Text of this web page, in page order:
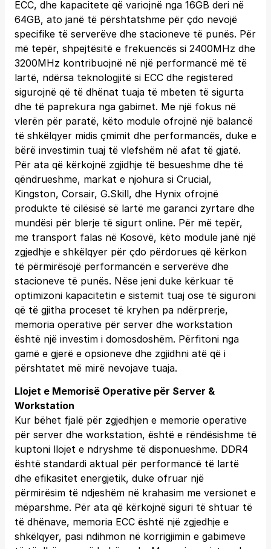
ECC, dhe kapacitete që variojnë nga 16GB deri në
64GB, ato janë të përshtatshme për çdo nevojë
specifike të serverëve dhe stacioneve të punës. Për
më tepër, shpejtësitë e frekuencës si 2400MHz dhe
3200MHz kontribuojnë në një performancë më të
lartë, ndërsa teknologjitë si ECC dhe registered
sigurojnë që të dhënat tuaja të mbeten të sigurta
dhe të paprekura nga gabimet. Me një fokus në
vlerën për paratë, këto module ofrojnë një balancë
të shkëlqyer midis çmimit dhe performancës, duke e
bërë investimin tuaj të vlefshëm në afat të gjatë.
Për ata që kërkojnë zgjidhje të besueshme dhe të
qëndrueshme, markat e njohura si Crucial,
Kingston, Corsair, G.Skill, dhe Hynix ofrojnë
produkte të cilësisë së lartë me garanci zyrtare dhe
mundësi për blerje të sigurt online. Për më tepër,
me transport falas në Kosovë, këto module janë një
zgjedhje e shkëlqyer për çdo përdorues që kërkon
të përmirësojë performancën e serverëve dhe
stacioneve të punës. Nëse jeni duke kërkuar të
optimizoni kapacitetin e sistemit tuaj ose të siguroni
që të gjitha proceset të kryhen pa ndërprerje,
memoria operative për server dhe workstation
është një investim i domosdoshëm. Përfitoni nga
gamë e gjerë e opsioneve dhe zgjidhni atë që i
përshtatet më mirë nevojave tuaja.
Llojet e Memorisë Operative për Server &
Workstation
Kur bëhet fjalë për zgjedhjen e memorie operative
për server dhe workstation, është e rëndësishme të
kuptoni llojet e ndryshme të disponueshme. DDR4
është standardi aktual për performancë të lartë
dhe efikasitet energjetik, duke ofruar një
përmirësim të ndjeshëm në krahasim me versionet e
mëparshme. Për ata që kërkojnë siguri të shtuar të
të dhënave, memoria ECC është një zgjedhje e
shkëlqyer, pasi ndihmon në korrigjimin e gabimeve